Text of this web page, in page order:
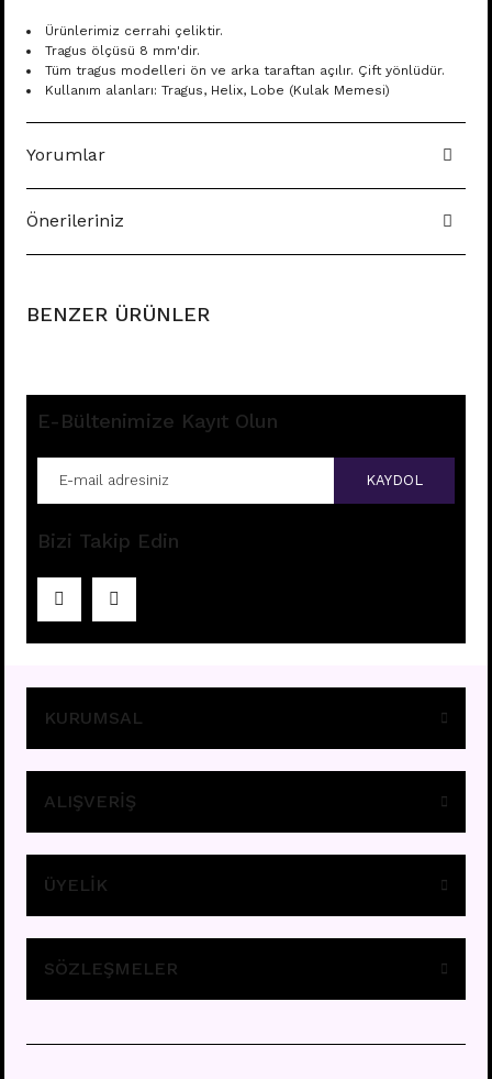
Ürünlerimiz cerrahi çeliktir.
Tragus ölçüsü 8 mm'dir.
Tüm tragus modelleri ön ve arka taraftan açılır. Çift yönlüdür.
Kullanım alanları: Tragus, Helix, Lobe (Kulak Memesi)
Yorumlar
Önerileriniz
BENZER ÜRÜNLER
Fiyatları görebilmek içinüye girişi yapınız.
E-Bültenimize Kayıt Olun
KAYDOL
Bizi Takip Edin
KURUMSAL
ALIŞVERİŞ
ÜYELİK
SÖZLEŞMELER